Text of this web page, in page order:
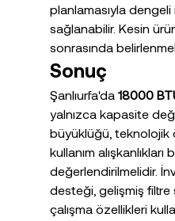
planlamasıyla
sağlanabilir. Kesin
sonrasında
Sonuç
Şanlıurfa'da 18000
yalnızca kapasite
büyüklüğü, teknolojik
kullanım alışkanlıkları
değerlendirilmelidir.
desteği, gelişmiş filtre
çalışma özellikleri